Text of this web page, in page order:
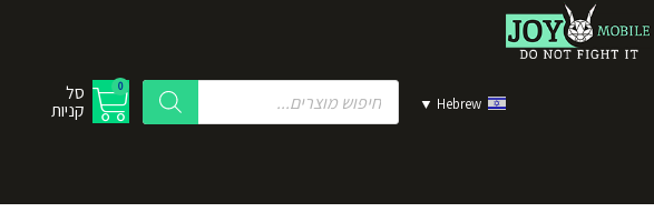
Hebrew
▼
0 סל
קניות